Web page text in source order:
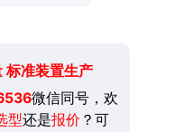
标准装置生产
微信同号，欢
型还是报价 ？可